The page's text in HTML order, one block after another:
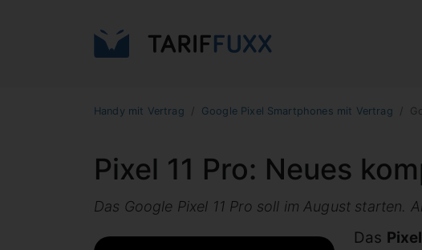
Handy mit Vertrag Google Pixel Smartphones mit Vertrag
Pixel 11 Pro: Neues
Das Google Pixel 11 Pro soll im August starten.
Das